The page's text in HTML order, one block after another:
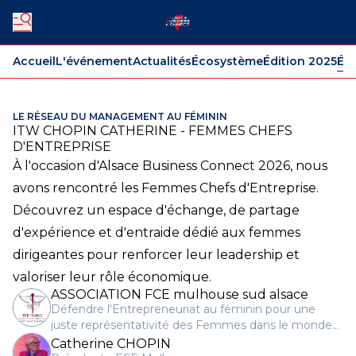
AccueilL'événementActualitésÉcosystèmeÉdition 2025
LE RÉSEAU DU MANAGEMENT AU FÉMININ
ITW CHOPIN CATHERINE - FEMMES CHEFS
D'ENTREPRISE
À l'occasion d'Alsace Business Connect 2026, nous
avons rencontré les Femmes Chefs d'Entreprise.
Découvrez un espace d'échange, de partage
d'expérience et d'entraide dédié aux femmes
dirigeantes pour renforcer leur leadership et
valoriser leur rôle économique.
ASSOCIATION FCE mulhouse sud alsace
Défendre l'Entrepreneuriat au féminin pour une
juste représentativité des Femmes dans le monde
Economique depuis 1945. Interprofessionnelle,
Catherine CHOPIN